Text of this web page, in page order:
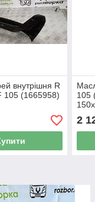
внутрішня R
105 (1665958)
105
2